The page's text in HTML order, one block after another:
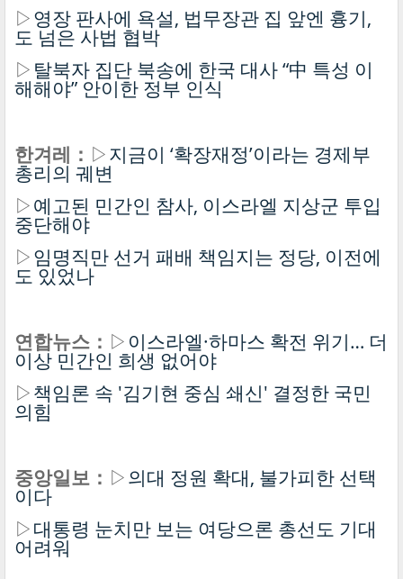
▷영장 판사에 욕설, 법무장관 집 앞엔 흉기,
도 넘은 사법 협박
▷ 탈북자 집단 북송에 한국 대사 “中 특성 이
해해야” 안이한 정부 인식
한겨레： ▷지금이 ‘확장재정’이라는 경제부
총리의 궤변
▷예고된 민간인 참사, 이스라엘 지상군 투입
중단해야
▷임명직만 선거 패배 책임지는 정당, 이전에
도 있었나
연합뉴스： ▷ 이스라엘·하마스 확전 위기… 더
이상 민간인 희생 없어야
▷책임론 속 '김기현 중심 쇄신' 결정한 국민
의힘
중앙일보： ▷의대 정원 확대, 불가피한 선택
이다
▷대통령 눈치만 보는 여당으론 총선도 기대
어려워